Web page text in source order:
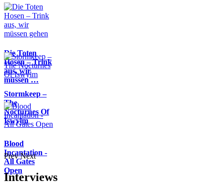
Die Toten
Hosen – Trink
aus, wir
müssen …
Stormkeep –
The
Nocturnes Of
Iswylm
Blood
Incantation -
All Gates
Open
Prev Next
Interviews